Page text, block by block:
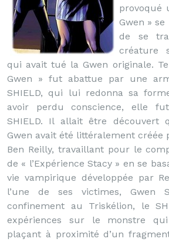
provoqué
Gwen »
de se
créature
qui avait tué la Gwen originale.
Gwen » fut abattue par une
SHIELD, qui lui redonna sa
avoir perdu conscience, elle
SHIELD. Il allait être découvert
Gwen avait été littéralement créée
Ben Reilly, travaillant pour le
de « l’Expérience Stacy » en se
vie vampirique développée par
l’une de ses victimes, Gwen
confinement au Triskélion, le
expériences sur le monstre
plaçant à proximité d’un